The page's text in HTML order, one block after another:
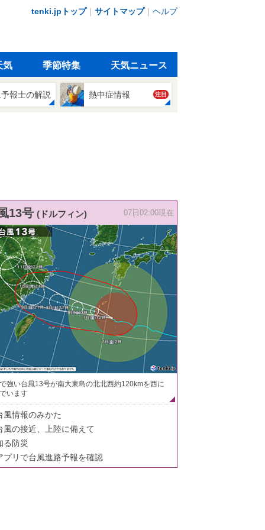
tenki.jpトップ｜ サイトマップ｜ ヘルプ
気 季節特集 天気ニュース
報士の解説 熱中症情報 注目
13号 (ドルフィン) 07日02:00現在
強い台風13号が南大東島の北北西約120kmを西に
います
風情報のみかた
風の接近、上陸に備えて
る防災
プリで台風進路予報を確認